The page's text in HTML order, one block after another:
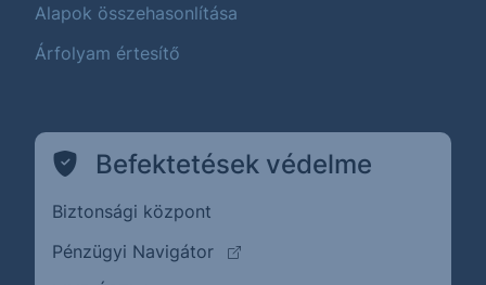
Alapok összehasonlítása
Árfolyam értesítő
Befektetések védelme
Biztonsági központ
Pénzügyi Navigátor
(külső oldalra ugrik)